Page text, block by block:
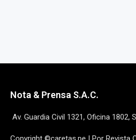
Nota & Prensa S.A.C.
Av. Guardia Civil 1321, Oficina 1802,